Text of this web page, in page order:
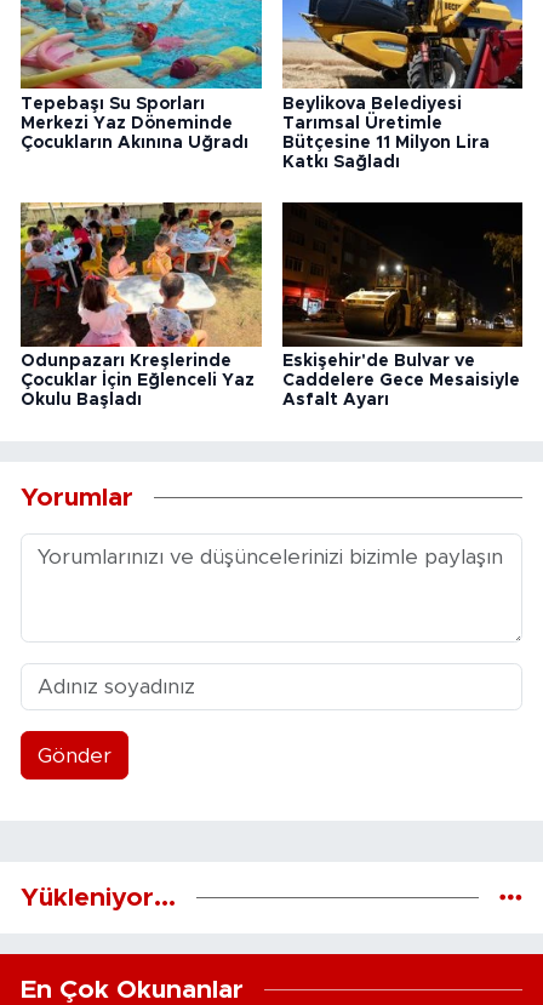
Tepebaşı Su Sporları
Merkezi Yaz Döneminde
Çocukların Akınına Uğradı
Beylikova Belediyesi
Tarımsal Üretimle
Bütçesine 11 Milyon Lira
Katkı Sağladı
Odunpazarı Kreşlerinde
Çocuklar İçin Eğlenceli Yaz
Okulu Başladı
Eskişehir'de Bulvar ve
Caddelere Gece Mesaisiyle
Asfalt Ayarı
Yorumlar
Gönder
Yükleniyor...
En Çok Okunanlar